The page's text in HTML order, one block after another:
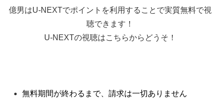
億男はU-NEXTでポイントを利用することで実質無料で視
聴できます！
U-NEXTの視聴はこちらからどうそ！
無料期間が終わるまで、請求は一切ありません